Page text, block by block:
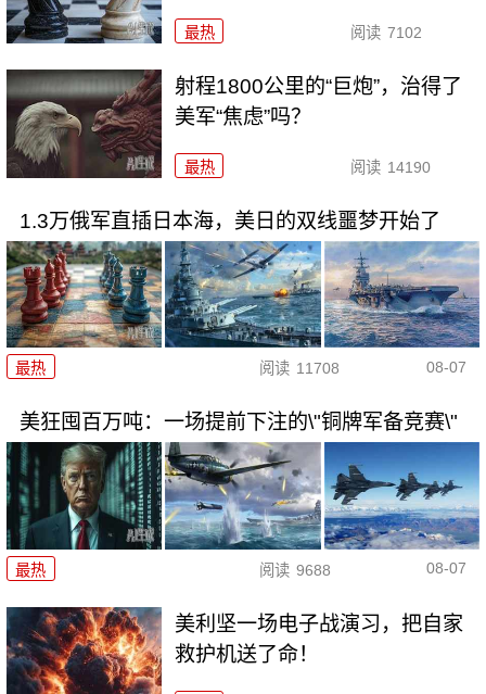
最热 阅读 7102
射程1800公里的“巨炮”，治得了
美军“焦虑”吗？
最热 阅读 14190
1.3万俄军直插日本海，美日的双线噩梦开始了
最热 阅读 11708 08-07
美狂囤百万吨：一场提前下注的\"铜牌军备竞赛\"
最热 阅读 9688 08-07
美利坚一场电子战演习，把自家
救护机送了命！